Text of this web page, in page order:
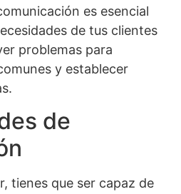
es esencial
de tus clientes
problemas para
y establecer
de
tienes que ser capaz de